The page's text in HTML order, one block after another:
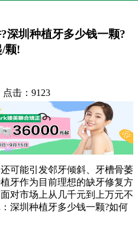
深圳种植牙多少钱一颗?
颗!
击：9123
能引发邻牙倾斜、牙槽骨萎
牙作为目前理想的缺牙修复方
对市场上从几千元到上万元不
深圳种植牙多少钱一颗?如何